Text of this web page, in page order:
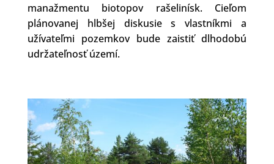
manažmentu biotopov rašelinísk. Cieľom
plánovanej hlbšej diskusie s vlastníkmi a
užívateľmi pozemkov bude zaistiť dlhodobú
udržateľnosť území.